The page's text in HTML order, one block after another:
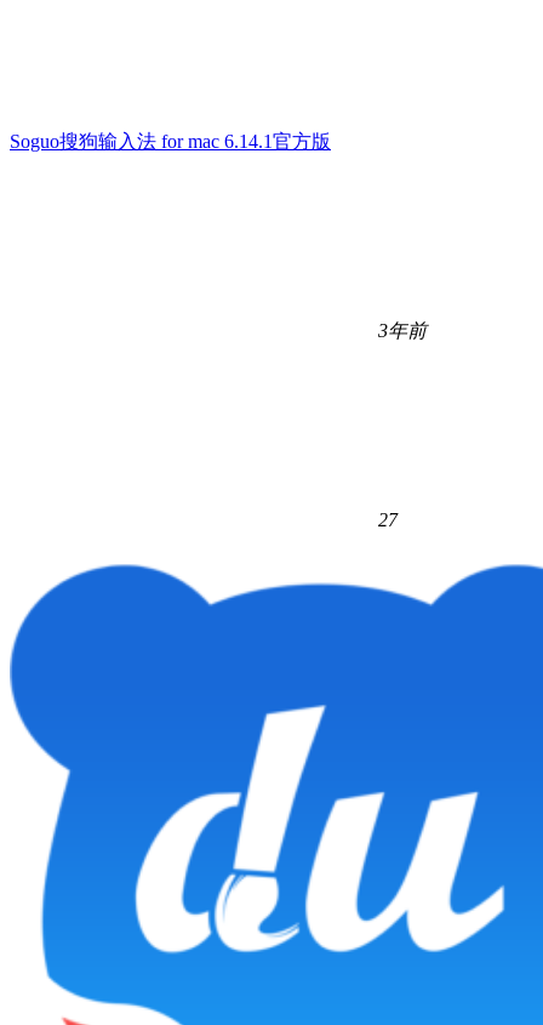
Soguo搜狗输入法 for mac 6.14.1官方版
3年前
27